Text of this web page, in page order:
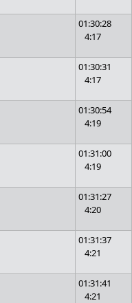
01:30:28
4:17
01:30:31
4:17
01:30:54
4:19
01:31:00
4:19
01:31:27
4:20
01:31:37
4:21
01:31:41
4:21